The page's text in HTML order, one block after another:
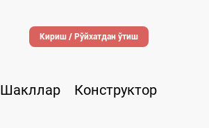
Кириш / Рўйхатдан ўтиш
Шакллар
Конструктор